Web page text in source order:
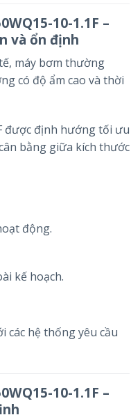
10-1.1F –
và ổn định
máy bơm thường
có độ ẩm cao và thời
được định hướng tối ưu
bằng giữa kích thước
động.
kế hoạch.
các hệ thống yêu cầu
10-1.1F –